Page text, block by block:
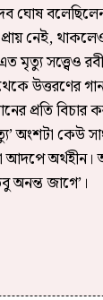
ঘোষ
প্রায় নেই,
মৃত্যু সত্ত্বেও
উত্তরণের
প্রতি বিচার
অংশটা কেউ
আদপে
অনন্ত জাগে’।